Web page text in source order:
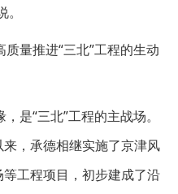
量推进“三北”工程的生动
是“三北”工程的主战场。
来，承德相继实施了京津风
工程项目，初步建成了沿